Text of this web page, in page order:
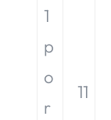
1
p
o
r
11